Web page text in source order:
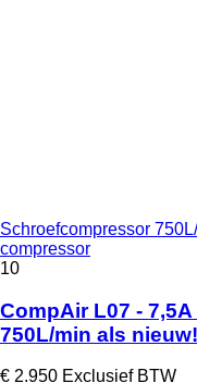
Schroefcompressor
compressor
10
CompAir L07 -
750L/min als nieuw!
€ 2.950 Exclusief BTW